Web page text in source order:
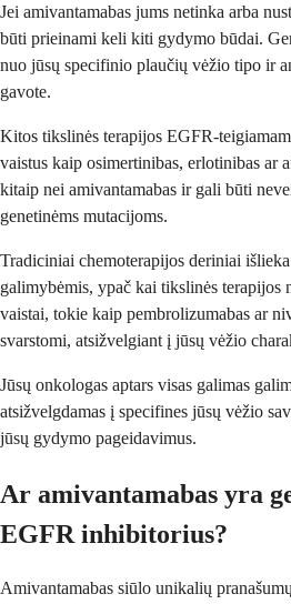
Jei amivantamabas jums netinka arba
būti prieinami keli kiti gydymo būdai.
nuo jūsų specifinio plaučių vėžio tipo ir
gavote.
Kitos tikslinės terapijos EGFR-
vaistus kaip osimertinibas, erlotinibas ar
kitaip nei amivantamabas ir gali būti
genetinėms mutacijoms.
Tradiciniai chemoterapijos deriniai
galimybėmis, ypač kai tikslinės terapijos
vaistai, tokie kaip pembrolizumabas ar
svarstomi, atsižvelgiant į jūsų vėžio
Jūsų onkologas aptars visas galimas
atsižvelgdamas į specifines jūsų vėžio
jūsų gydymo pageidavimus.
Ar amivantamabas yra
EGFR inhibitorius?
Amivantamabas siūlo unikalių